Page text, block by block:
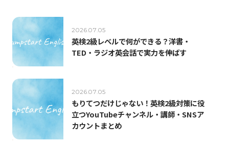
2026.07.05
英検2級レベルで何ができる？洋書・
TED・ラジオ英会話で実力を伸ばす
2026.07.05
もりてつだけじゃない！英検2級対策に役
立つYouTubeチャンネル・講師・SNSア
カウントまとめ